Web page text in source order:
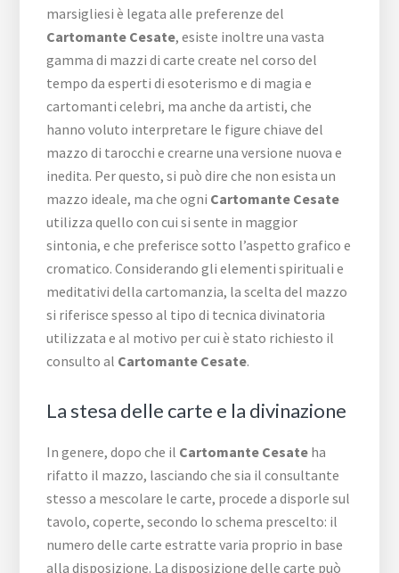
marsigliesi è legata alle preferenze del
Cartomante Cesate, esiste inoltre una vasta
gamma di mazzi di carte create nel corso del
tempo da esperti di esoterismo e di magia e
cartomanti celebri, ma anche da artisti, che
hanno voluto interpretare le figure chiave del
mazzo di tarocchi e crearne una versione nuova e
inedita. Per questo, si può dire che non esista un
mazzo ideale, ma che ogni Cartomante Cesate
utilizza quello con cui si sente in maggior
sintonia, e che preferisce sotto l’aspetto grafico e
cromatico. Considerando gli elementi spirituali e
meditativi della cartomanzia, la scelta del mazzo
si riferisce spesso al tipo di tecnica divinatoria
utilizzata e al motivo per cui è stato richiesto il
consulto al Cartomante Cesate.
La stesa delle carte e la divinazione
In genere, dopo che il Cartomante Cesate ha
rifatto il mazzo, lasciando che sia il consultante
stesso a mescolare le carte, procede a disporle sul
tavolo, coperte, secondo lo schema prescelto: il
numero delle carte estratte varia proprio in base
alla disposizione. La disposizione delle carte può